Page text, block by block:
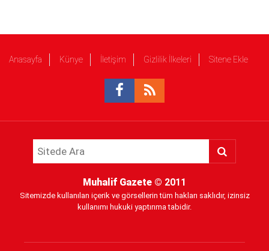
Anasayfa Künye İletişim Gizlilik İlkeleri Sitene Ekle
Muhalif Gazete © 2011
Sitemizde kullanılan içerik ve görsellerin tüm hakları saklıdır, izinsiz
kullanımı hukuki yaptırıma tabidir.